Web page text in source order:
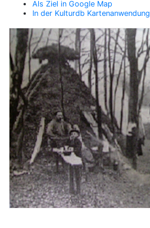
Als Ziel in Google Map
In der Kulturdb Kartenanwendung